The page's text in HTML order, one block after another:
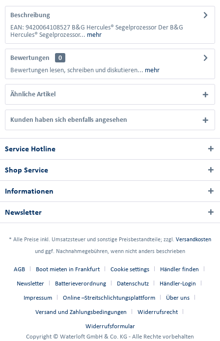
Beschreibung
EAN: 9420064108527 B&G Hercules® Segelprozessor Der B&G
Hercules® Segelprozessor... mehr
Bewertungen
0
Bewertungen lesen, schreiben und diskutieren... mehr
Ähnliche Artikel
Kunden haben sich ebenfalls angesehen
Service Hotline
Shop Service
Informationen
Newsletter
* Alle Preise inkl. Umsatzsteuer und sonstige Preisbestandteile; zzgl. Versandkosten
und ggf. Nachnahmegebühren, wenn nicht anders beschrieben
AGB Boot mieten in Frankfurt Cookie settings Händler finden
Newsletter Batterieverordnung Datenschutz Händler-Login
Impressum Online –Streitschlichtungsplattform Über uns
Versand und Zahlungsbedingungen Widerrufsrecht
Widerrufsformular
Copyright © Waterloft GmbH & Co. KG - Alle Rechte vorbehalten